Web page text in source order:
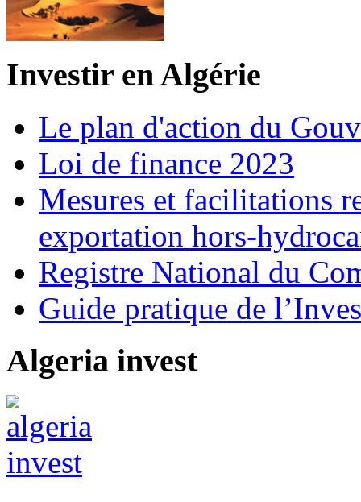
Investir en Algérie
Le plan d'action du
Loi de finance 2023
Mesures et facilitations
exportation hors-
Registre National du
Guide pratique de
Algeria invest